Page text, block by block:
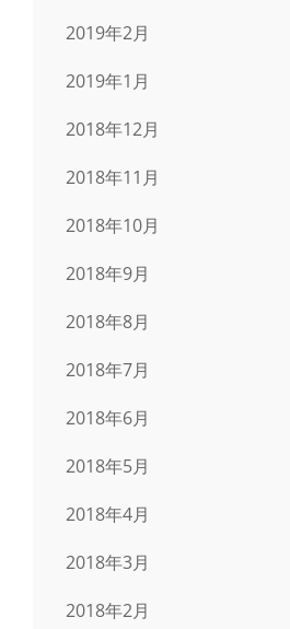
2019年2月
2019年1月
2018年12月
2018年11月
2018年10月
2018年9月
2018年8月
2018年7月
2018年6月
2018年5月
2018年4月
2018年3月
2018年2月